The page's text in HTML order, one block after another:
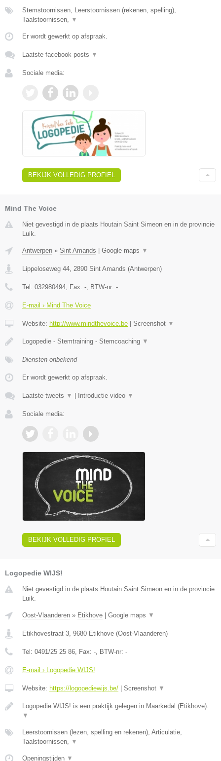
Stemstoornissen, Leerstoornissen (rekenen, spelling),
Taalstoornissen, ▼
Er wordt gewerkt op afspraak.
Laatste facebook posts ▼
Sociale media:
BEKIJK VOLLEDIG PROFIEL
Mind The Voice
Niet gevestigd in de plaats Houtain Saint Simeon en in de provincie
Luik.
Antwerpen » Sint Amands Google maps ▼
Lippeloseweg 44, 2890 Sint Amands (Antwerpen)
Tel: 032980494, Fax: -, BTW-nr: -
E-mail › Mind The Voice
Website: http://www.mindthevoice.be Screenshot ▼
Logopedie - Stemtraining - Stemcoaching ▼
Diensten onbekend
Er wordt gewerkt op afspraak.
Laatste tweets ▼ Introductie video ▼
Sociale media:
BEKIJK VOLLEDIG PROFIEL
Logopedie WIJS!
Niet gevestigd in de plaats Houtain Saint Simeon en in de provincie
Luik.
Oost-Vlaanderen » Etikhove Google maps ▼
Etikhovestraat 3, 9680 Etikhove (Oost-Vlaanderen)
Tel: 0491/25 25 86, Fax: -, BTW-nr: -
E-mail › Logopedie WIJS!
Website: https://logopediewijs.be/ Screenshot ▼
Logopedie WIJS! is een praktijk gelegen in Maarkedal (Etikhove).
▼
Leerstoornissen (lezen, spelling en rekenen), Articulatie,
Taalstoornissen, ▼
Openingstijden ▼